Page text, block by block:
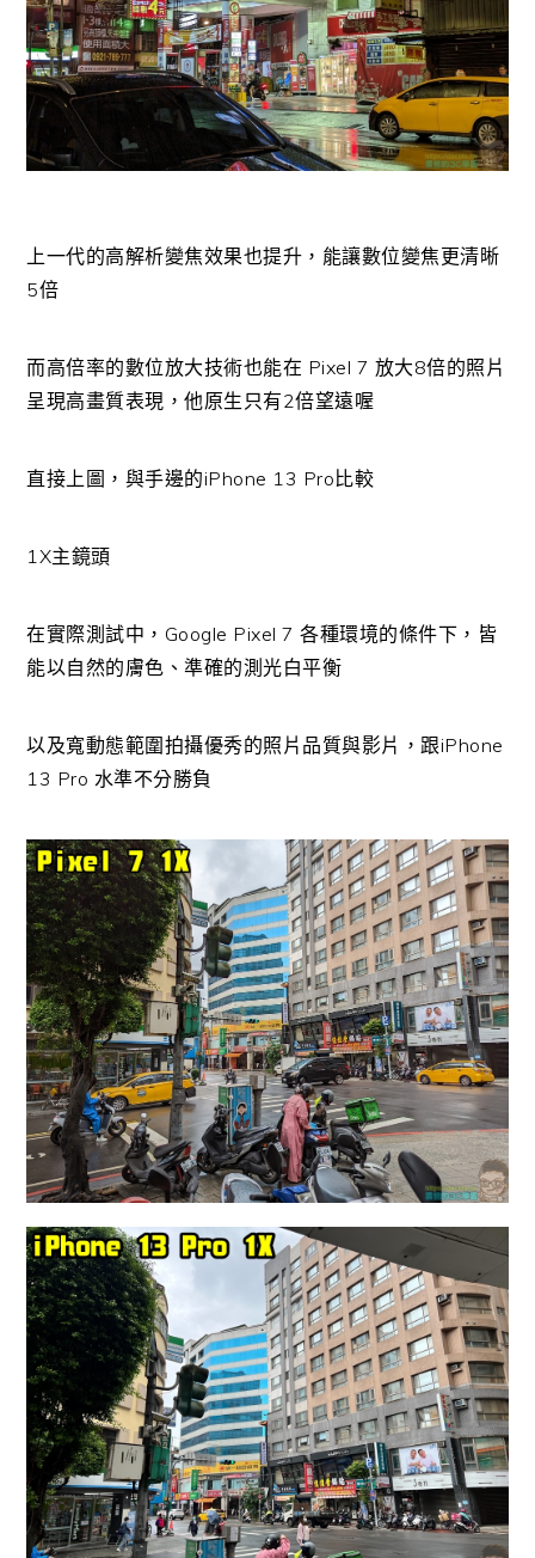
上一代的高解析變焦效果也提升，能讓數位變焦更清晰
5倍
而高倍率的數位放大技術也能在 Pixel 7 放大8倍的照片
呈現高畫質表現，他原生只有2倍望遠喔
直接上圖，與手邊的iPhone 13 Pro比較
1X主鏡頭
在實際測試中，Google Pixel 7 各種環境的條件下，皆
能以自然的膚色、準確的測光白平衡
以及寬動態範圍拍攝優秀的照片品質與影片，跟iPhone
13 Pro 水準不分勝負